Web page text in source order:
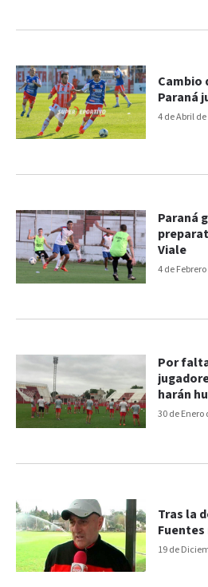
4 de Abril de
Cambio
Paraná
4 de
Paraná
Viale
30 de Enero
Por
harán
19 de
Tras la